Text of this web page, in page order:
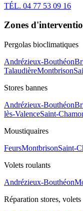
TÉL. 04 77 53 09 16
Zones
Pergolas bioclimatiques
Andrézieux-Bouthéon
TalaudièreMontbrison
Stores bannes
Andrézieux-Bouthéon
lès-ValenceSaint-
Moustiquaires
FeursMontbrisonSaint-
Volets roulants
Andrézieux-Bouthéon
Réparation stores,